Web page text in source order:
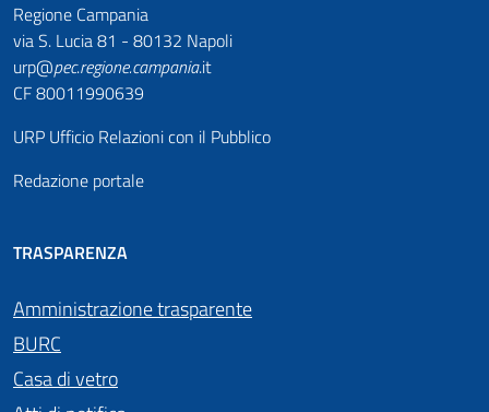
Regione Campania
via S. Lucia 81 - 80132 Napoli
urp@pec.regione.campania.it
CF 80011990639
URP Ufficio Relazioni con il Pubblico
Redazione portale
TRASPARENZA
Amministrazione trasparente
BURC
Casa di vetro